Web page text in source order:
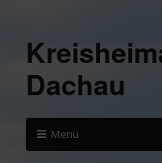
Dachau
Menü